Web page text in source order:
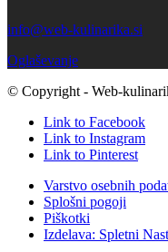
info@web-kulinarika.si
Oglaševanje
© Copyright - Web-
Link to Facebook
Link to Instagram
Link to Pinterest
Varstvo osebnih
Splošni pogoji
Piškotki
Izdelava: Spletni